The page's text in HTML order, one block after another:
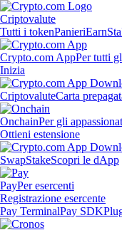
Criptovalute
Tutti i tokenPanieriEarn
Crypto.com AppPer tutti
Inizia
CriptovaluteCarta
OnchainPer gli
Ottieni estensione
SwapStakeScopri le dApp
PayPer esercenti
Registrazione esercente
Pay TerminalPay SDK